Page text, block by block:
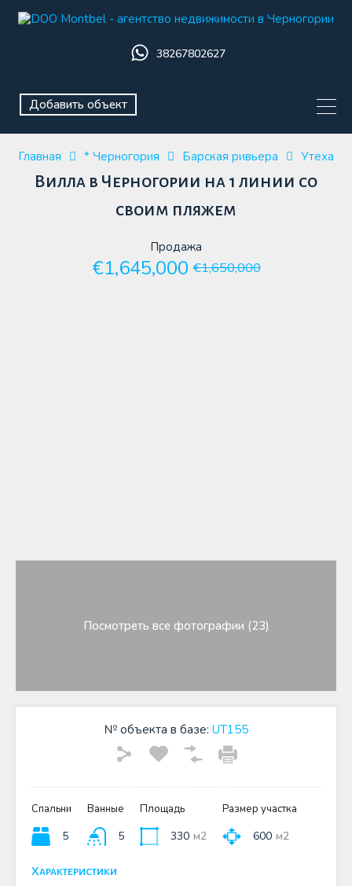
38267802627
Добавить объект
Главная * Черногория Барская ривьера Утеха
Вилла в Черногории на 1 линии со
своим пляжем
Продажа
€1,645,000 €1,650,000
Посмотреть все фотографии (23)
№ объекта в базе: UT155
Спальни
5
Ванные
5
Площадь
330 м2
Размер участка
600 м2
Характеристики